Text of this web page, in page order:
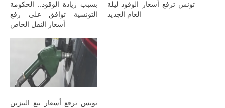
بسبب زيادة الوقود.. الحكومة
التونسية توافق على رفع
أسعار النقل الخاص
تونس ترفع أسعار الوقود ليلة
العام الجديد
تونس ترفع أسعار بيع البنزين